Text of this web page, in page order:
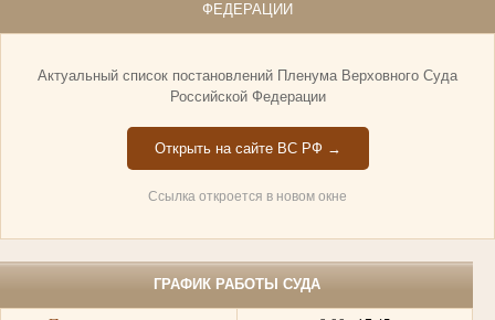
ФЕДЕРАЦИИ
Актуальный список постановлений Пленума Верховного Суда
Российской Федерации
Открыть на сайте ВС РФ →
Ссылка откроется в новом окне
ГРАФИК РАБОТЫ СУДА